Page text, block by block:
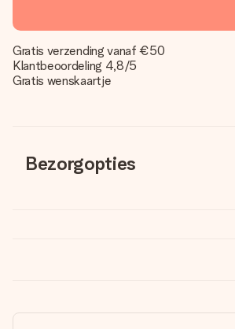
Gratis verzending vanaf €50
Klantbeoordeling 4,8/5
Gratis wenskaartje
Bezorgopties